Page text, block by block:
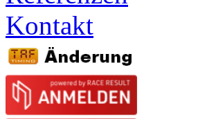
Kontakt